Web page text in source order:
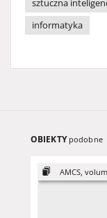
sztuczna
informatyka
OBIEKTY podobne
AMCS, volume